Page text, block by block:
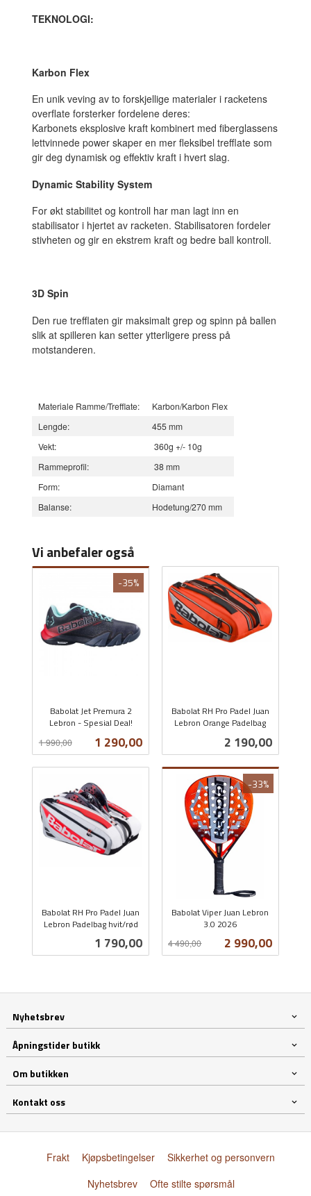
TEKNOLOGI:
Karbon Flex
En unik veving av to forskjellige materialer i racketens
overflate forsterker fordelene deres:
Karbonets eksplosive kraft kombinert med fiberglassens
lettvinnede power skaper en mer fleksibel trefflate som
gir deg dynamisk og effektiv kraft i hvert slag.
Dynamic Stability System
For økt stabilitet og kontroll har man lagt inn en
stabilisator i hjertet av racketen. Stabilisatoren fordeler
stivheten og gir en ekstrem kraft og bedre ball kontroll.
3D Spin
Den rue trefflaten gir maksimalt grep og spinn på ballen
slik at spilleren kan setter ytterligere press på
motstanderen.
Materiale Ramme/Trefflate:
Karbon/Karbon Flex
Lengde:
455 mm
Vekt:
360g +/- 10g
Rammeprofil:
38 mm
Form:
Diamant
Balanse:
Hodetung/270 mm
Vi anbefaler også
Babolat Jet Premura 2
Lebron - Spesial Deal!
Tilbud
1 290,00
1 990,00
-35%
mva.
Babolat RH Pro Padel Juan
Lebron Orange Padelbag
Pris
2 190,00
Babolat RH Pro Padel Juan
Lebron Padelbag hvit/rød
Pris
1 790,00
Babolat Viper Juan Lebron
3.0 2026
Tilbud
2 990,00
4 490,00
-33%
mva.
Nyhetsbrev
Åpningstider butikk
Om butikken
Kontakt oss
Frakt Kjøpsbetingelser
Sikkerhet og personvern
Nyhetsbrev
Ofte stilte spørsmål